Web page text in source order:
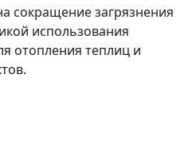
сокращение загрязнения
использования
отопления теплиц и